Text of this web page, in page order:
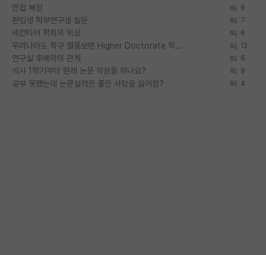
면접 복장 9
편입생 학부연구생 질문 7
세컨티어 학회의 위상 6
우리나라도 학구 열풍보면 Higher Doctorate 학위가 필요하다고 봅니다. 12
연구실 후배와의 관계 6
석사 1학기부터 원래 논문 작성을 하나요? 9
공부 못했는데 논문실적은 좋은 사람을 싫어함? 4